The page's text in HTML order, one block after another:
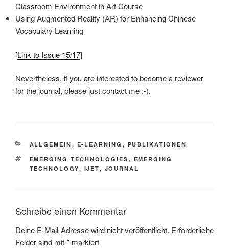
Classroom Environment in Art Course
Using Augmented Reality (AR) for Enhancing Chinese
Vocabulary Learning
[Link to Issue 15/17]
Nevertheless, if you are interested to become a reviewer
for the journal, please just contact me :-).
KATEGORIEN
ALLGEMEIN , E-LEARNING , PUBLIKATIONEN
SCHLAGWÖRTER
EMERGING TECHNOLOGIES , EMERGING
TECHNOLOGY, IJET, JOURNAL
Schreibe einen Kommentar
Deine E-Mail-Adresse wird nicht veröffentlicht. Erforderliche
Felder sind mit* markiert